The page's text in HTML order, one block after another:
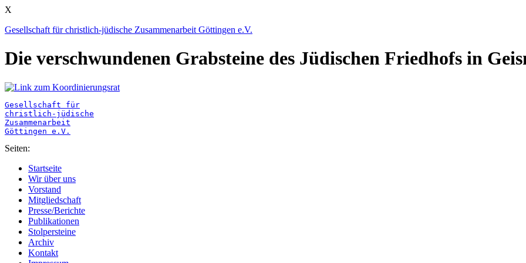
X
Gesellschaft für christlich-jüdische Zusammenarbeit Göttingen e.V.
Die verschwundenen Grabsteine des Jüdischen Friedhofs in
Gesellschaft für
christlich-jüdische
Zusammenarbeit
Seiten:
Startseite
Wir über uns
Vorstand
Mitgliedschaft
Presse/Berichte
Publikationen
Stolpersteine
Archiv
Kontakt